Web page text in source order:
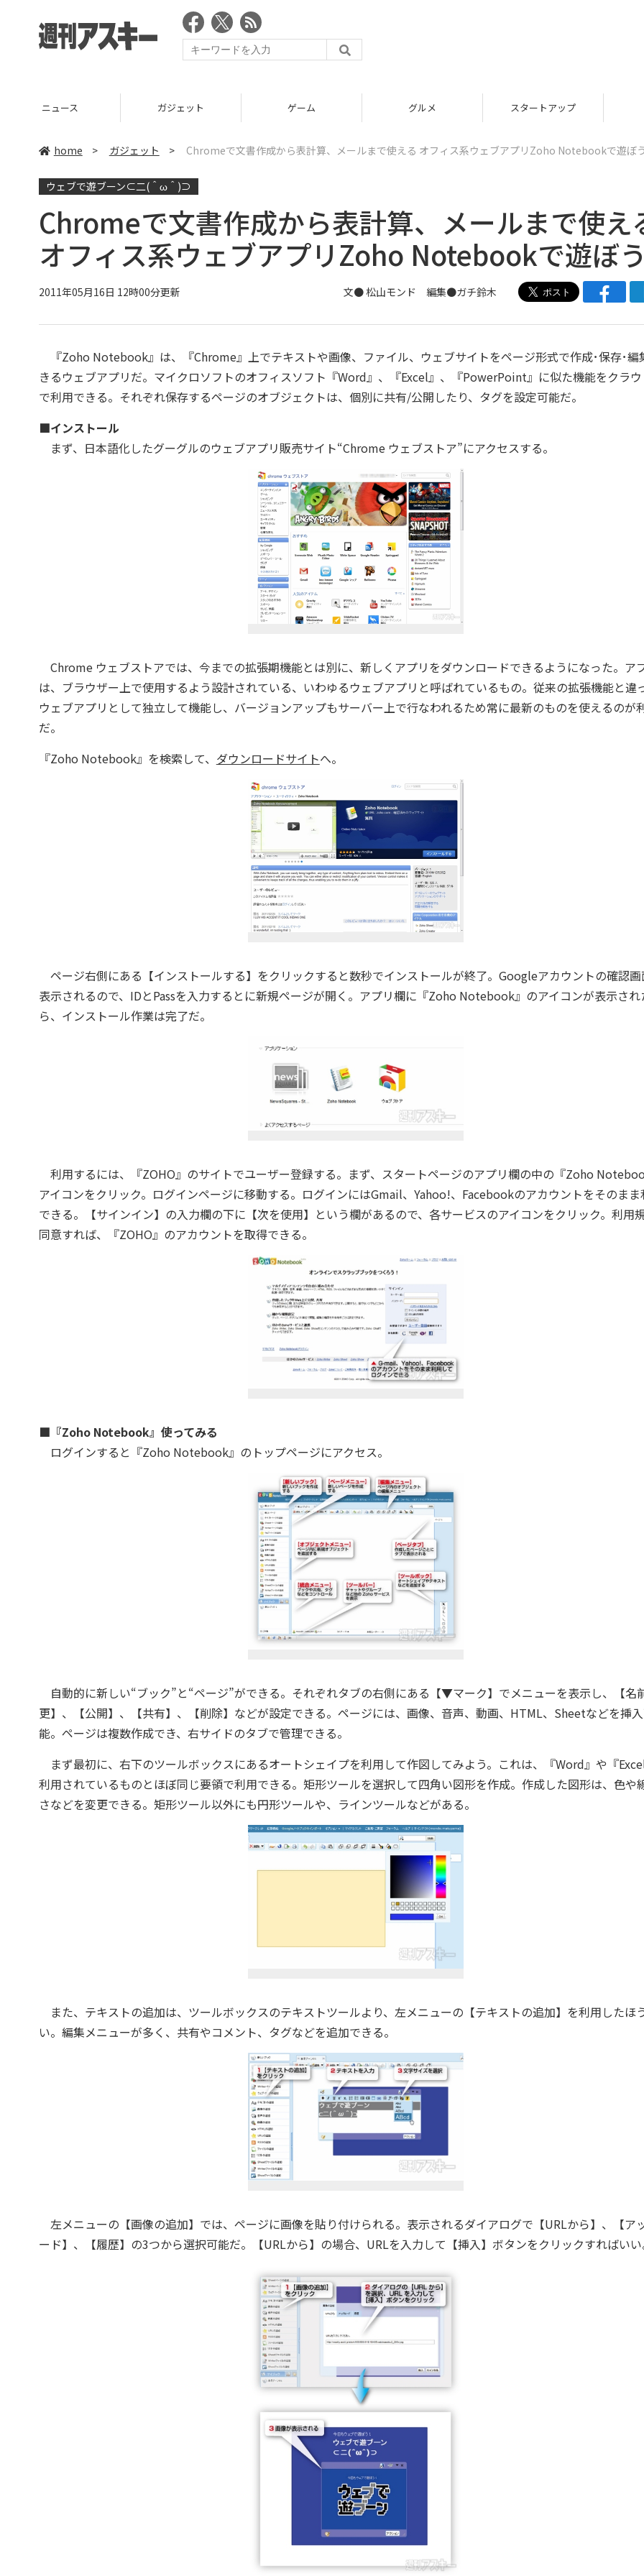
ニュース ガジェット ゲーム グルメ スタートアップ
home > ガジェット > Chromeで文書作成から表計算、メールまで使える オフィス系ウェブアプリZoho Notebookで遊ぼ
ウェブで遊ブーン⊂二(＾ω＾)⊃
Chromeで文書作成から表計算、メールまで使え
オフィス系ウェブアプリZoho Notebookで遊ぼ
2011年05月16日 12時00分更新 文● 松山モンド 編集●ガチ鈴木
『Zoho Notebook』は、『Chrome』上でテキストや画像、ファイル、ウェブサイトをページ形式で作成･保存･編
きるウェブアプリだ。マイクロソフトのオフィスソフト『Word』、『Excel』、『PowerPoint』に似た機能をクラ
で利用できる。それぞれ保存するページのオブジェクトは、個別に共有/公開したり、タグを設定可能だ。
■インストール
まず、日本語化したグーグルのウェブアプリ販売サイト“Chrome ウェブストア”にアクセスする。
Chrome ウェブストアでは、今までの拡張期機能とは別に、新しくアプリをダウンロードできるようになった。ア
は、ブラウザー上で使用するよう設計されている、いわゆるウェブアプリと呼ばれているもの。従来の拡張機能と違っ
ウェブアプリとして独立して機能し、バージョンアップもサーバー上で行なわれるため常に最新のものを使えるのが
だ。
『Zoho Notebook』を検索して、 ダウンロードサイトへ。
ページ右側にある【インストールする】をクリックすると数秒でインストールが終了。Googleアカウントの確認画
表示されるので、IDとPassを入力するとに新規ページが開く。アプリ欄に『Zoho Notebook』のアイコンが表示され
ら、インストール作業は完了だ。
利用するには、『ZOHO』のサイトでユーザー登録する。まず、スタートページのアプリ欄の中の『Zoho
アイコンをクリック。ログインページに移動する。ログインにはGmail、Yahoo!、Facebookのアカウントをそのまま
できる。【サインイン】の入力欄の下に【次を使用】という欄があるので、各サービスのアイコンをクリック。利用
同意すれば、『ZOHO』のアカウントを取得できる。
■『Zoho Notebook』使ってみる
ログインすると『Zoho Notebook』のトップページにアクセス。
自動的に新しい“ブック”と“ページ”ができる。それぞれタブの右側にある【▼マーク】でメニューを表示し、【名
更】、【公開】、【共有】、【削除】などが設定できる。ページには、画像、音声、動画、HTML、Sheetなどを挿
能。ページは複数作成でき、右サイドのタブで管理できる。
まず最初に、右下のツールボックスにあるオートシェイプを利用して作図してみよう。これは、『Word』や『
利用されているものとほぼ同じ要領で利用できる。矩形ツールを選択して四角い図形を作成。作成した図形は、色や
さなどを変更できる。矩形ツール以外にも円形ツールや、ラインツールなどがある。
また、テキストの追加は、ツールボックスのテキストツールより、左メニューの【テキストの追加】を利用したほ
い。編集メニューが多く、共有やコメント、タグなどを追加できる。
左メニューの【画像の追加】では、ページに画像を貼り付けられる。表示されるダイアログで【URLから】、【ア
ード】、【履歴】の3つから選択可能だ。【URLから】の場合、URLを入力して【挿入】ボタンをクリックすればいい